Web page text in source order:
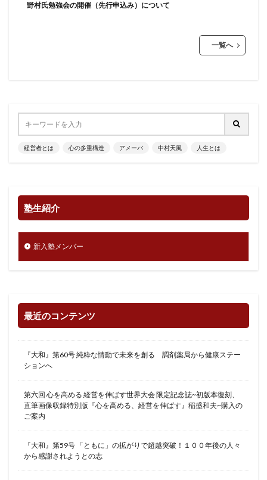
野村氏勉強会の開催（先行申込み）について
一覧へ
経営者とは 心の多重構造 アメーバ 中村天風 人生とは
塾生紹介
新入塾メンバー
最近のコンテンツ
『大和』第60号 純粋な情動で未来を創る 調剤薬局から健康ステー
ションへ
第六回 心を高める 経営を伸ばす世界大会 限定記念誌~初版本復刻、
直筆画像収録特別版『心を高める、経営を伸ばす』稲盛和夫~購入の
ご案内
『大和』第59号 「ともに」の拡がりで超越突破！１００年後の人々
から感謝されようとの志